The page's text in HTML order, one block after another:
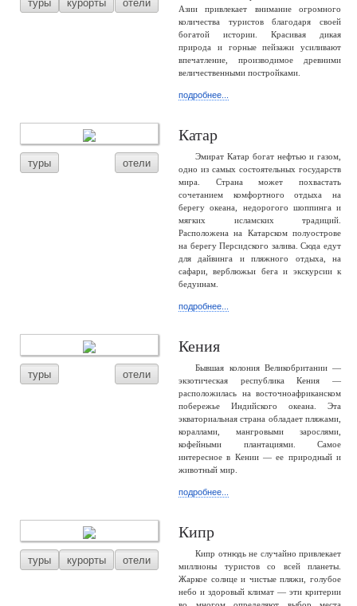
туры курорты отели
Азии привлекает внимание огромного
количества туристов благодаря своей
богатой истории. Красивая дикая
природа и горные пейзажи усиливают
впечатление, производимое древними
величественными постройками.
подробнее...
туры отели
Катар
Эмират Катар богат нефтью и газом,
одно из самых состоятельных государств
мира. Страна может похвастать
сочетанием комфортного отдыха на
берегу океана, недорогого шоппинга и
мягких исламских традиций.
Расположена на Катарском полуострове
на берегу Персидского залива. Сюда едут
для дайвинга и пляжного отдыха, на
сафари, верблюжьи бега и экскурсии к
бедуинам.
подробнее...
туры отели
Кения
Бывшая колония Великобритании —
экзотическая республика Кения —
расположилась на восточноафриканском
побережье Индийского океана. Эта
экваториальная страна обладает пляжами,
кораллами, мангровыми зарослями,
кофейными плантациями. Самое
интересное в Кении — ее природный и
животный мир.
подробнее...
туры курорты отели
Кипр
Кипр отнюдь не случайно привлекает
миллионы туристов со всей планеты.
Жаркое солнце и чистые пляжи, голубое
небо и здоровый климат — эти критерии